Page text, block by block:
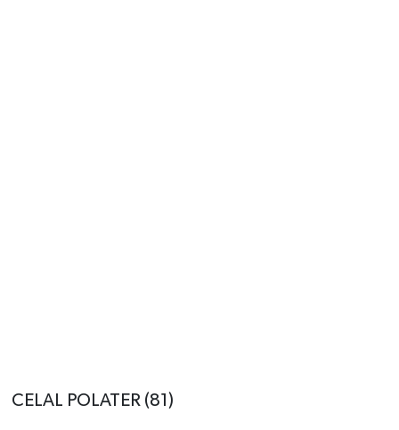
CELAL POLATER (81)